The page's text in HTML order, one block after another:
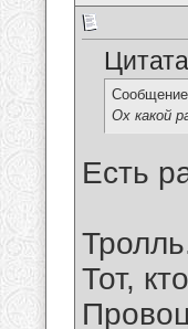
Ох какой
Есть
Тот,